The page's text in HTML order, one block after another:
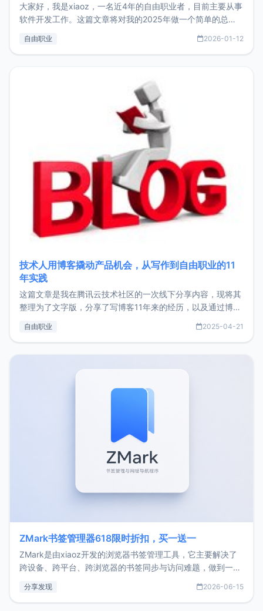
大家好，我是xiaoz，一名近4年的自由职业者，目前主要从事
软件开发工作。这篇文章将对我的2025年做一个简单的总
收入下降20%，但却过得很充实，2026年不求突破，但求保
自由职业 2026-01-12
技术人用博客撬动产品机会，从写作到自由职业的11
年实践
这篇文章是我在腾讯云技术社区的一次线下分享内容，现将其
整理为了文字版，分享了写博客11年来的经历，以及通过博客
了我的首个产品ImgURL的真实数据和产品现状。自我介绍大
自由职业 2025-04-21
ZMark书签管理器618限时折扣，买一送一
ZMark是由xiaoz开发的浏览器书签管理工具，它主要解决了
跨设备、跨平台、跨浏览器的书签同步与访问难题，做到一处
用，让管理更高效。ZMark官网地址：
分享发现 2026-06-15